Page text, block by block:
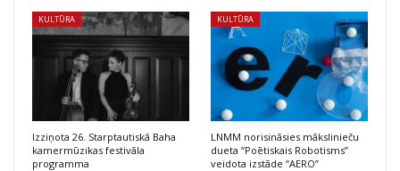
KULTŪRA
Izziņota 26. Starptautiskā Baha
kamermūzikas festivāla
programma
KULTŪRA
LNMM norisināsies mākslinieču
dueta “Poētiskais Robotisms”
veidota izstāde “AERO”